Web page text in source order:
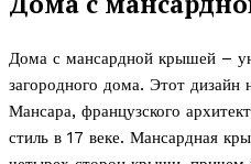
Дома с мансардной крышей –
загородного дома. Этот дизайн
Мансара, французского
стиль в 17 веке. Мансардная